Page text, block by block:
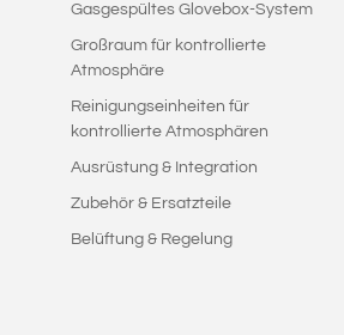
Gasgespültes Glovebox-System
Großraum für kontrollierte
Atmosphäre
Reinigungseinheiten für
kontrollierte Atmosphären
Ausrüstung & Integration
Zubehör & Ersatzteile
Belüftung & Regelung